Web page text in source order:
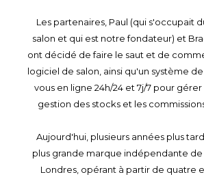
Les partenaires, Paul (qui s'occupait
salon et qui est notre fondateur) et
ont décidé de faire le saut et de
logiciel de salon, ainsi qu'un système
vous en ligne 24h/24 et 7j/7 pour
gestion des stocks et les
Aujourd'hui, plusieurs années plus
plus grande marque indépendante de
Londres, opérant à partir de quatre